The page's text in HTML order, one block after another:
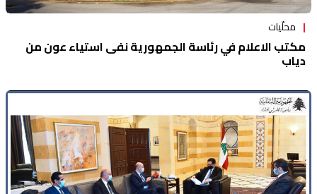
محلّيات
مكتب الاعلام في رئاسة الجمهورية نفى استياء عون من
دياب